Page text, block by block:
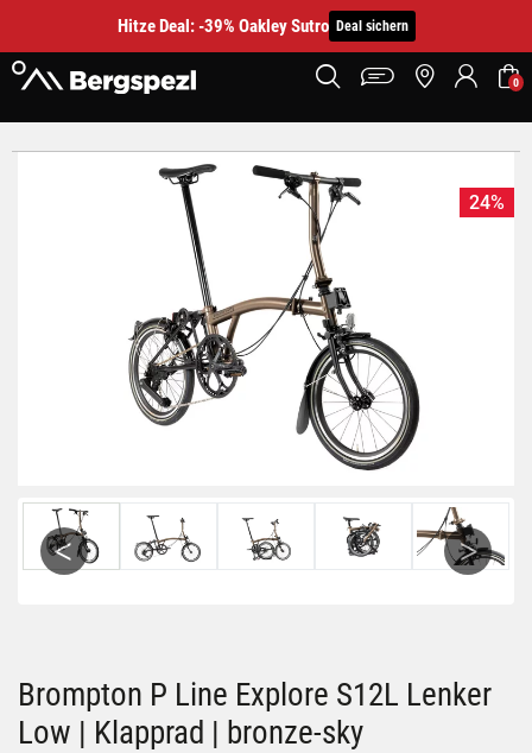
Hitze Deal: -39% Oakley Sutro Deal sichern
0
24%
Brompton P Line Explore S12L Lenker
Low | Klapprad | bronze-sky